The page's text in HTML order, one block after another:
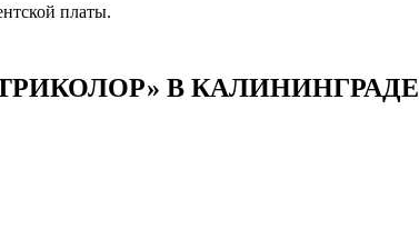
платы.
В КАЛИНИНГРАДЕ